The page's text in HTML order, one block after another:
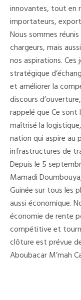
innovantes, tout en
importateurs,
Nous sommes
chargeurs, mais
nos aspirations.
stratégique
et améliorer la
discours
rappelé que Ce
maîtrisé la
nation qui aspire au
infrastructures de
Depuis le 5
Mamadi
Guinée sur tous les
aussi économique.
économie de rente
compétitive et
clôture est prévue
Aboubacar M’mah